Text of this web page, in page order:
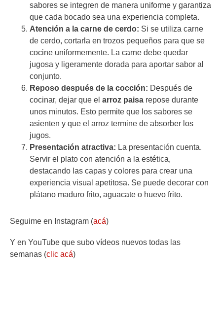
sabores se integren de manera uniforme y garantiza
que cada bocado sea una experiencia completa.
Atención a la carne de cerdo: Si se utiliza carne
de cerdo, cortarla en trozos pequeños para que se
cocine uniformemente. La carne debe quedar
jugosa y ligeramente dorada para aportar sabor al
conjunto.
Reposo después de la cocción: Después de
cocinar, dejar que el arroz paisa repose durante
unos minutos. Esto permite que los sabores se
asienten y que el arroz termine de absorber los
jugos.
Presentación atractiva: La presentación cuenta.
Servir el plato con atención a la estética,
destacando las capas y colores para crear una
experiencia visual apetitosa. Se puede decorar con
plátano maduro frito, aguacate o huevo frito.
Seguime en Instagram (acá)
Y en YouTube que subo vídeos nuevos todas las
semanas (clic acá)